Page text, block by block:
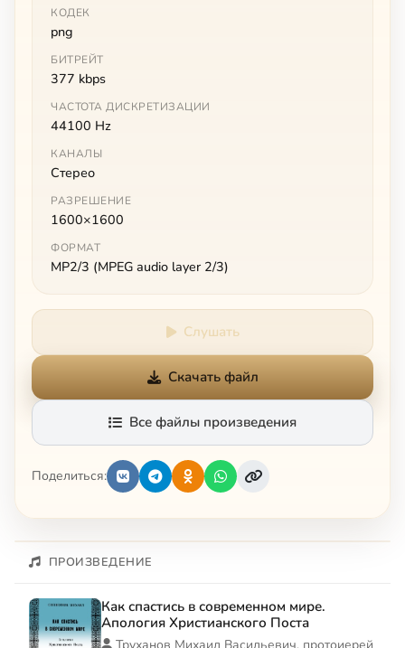
КОДЕК
png
БИТРЕЙТ
377 kbps
ЧАСТОТА ДИСКРЕТИЗАЦИИ
44100 Hz
КАНАЛЫ
Стерео
РАЗРЕШЕНИЕ
1600×1600
ФОРМАТ
MP2/3 (MPEG audio layer 2/3)
Слушать
Скачать файл
Все файлы произведения
Поделиться:
ПРОИЗВЕДЕНИЕ
Как спастись в современном мире.
Апология Христианского Поста